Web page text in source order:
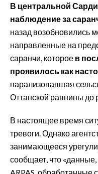
INFO AZIENDE
ABBONATI
ANNUNCI
NECROLOGI
PUBBLICITÀ
SPIAGGE
STORE
В центральной
наблюдение за
назад возобновились
направленные на
саранчи, которое в
проявилось как
парализовавшая
Оттанской равнины до
В настоящее время
тревоги. Однако
занимающееся
сообщает, что